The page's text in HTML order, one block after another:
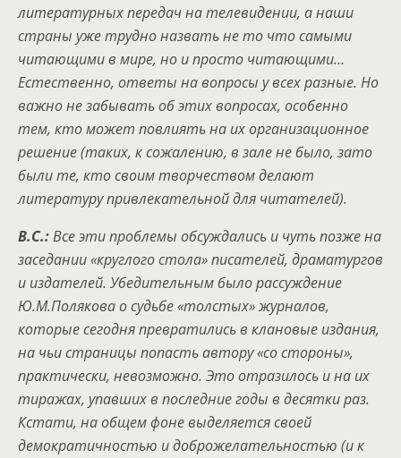
литературных передач на телевидении, а наши
страны уже трудно назвать не то что самыми
читающими в мире, но и просто читающими…
Естественно, ответы на вопросы у всех разные. Но
важно не забывать об этих вопросах, особенно
тем, кто может повлиять на их организационное
решение (таких, к сожалению, в зале не было, зато
были те, кто своим творчеством делают
литературу привлекательной для читателей).
В.С.:Все эти проблемы обсуждались и чуть позже на
заседании «круглого стола» писателей, драматургов
и издателей. Убедительным было рассуждение
Ю.М.Полякова о судьбе «толстых» журналов,
которые сегодня превратились в клановые издания,
на чьи страницы попасть автору «со стороны»,
практически, невозможно. Это отразилось и на их
тиражах, упавших в последние годы в десятки раз.
Кстати, на общем фоне выделяется своей
демократичностью и доброжелательностью (и к